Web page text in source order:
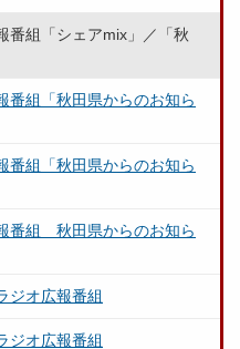
組「シェアmix」／「秋
組「秋田県からのお知ら
組「秋田県からのお知ら
番組 秋田県からのお知ら
ジオ広報番組
ジオ広報番組